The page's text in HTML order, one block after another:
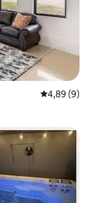
Priemerné
4,89 (9)